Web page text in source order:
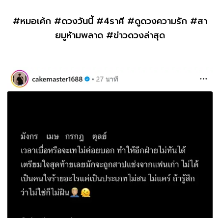
#หมอเค้ก #ดวงวันนี้ #4ราศี #ดูดวงความรัก #สา
ยมูห้ามพลาด #ข่าวดวงล่าสุด